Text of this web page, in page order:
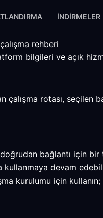
İNDIRMELER
rehberi
bilgileri ve açık
rotası, seçilen
bağlantı için
kullanmaya devam
kurulumu için